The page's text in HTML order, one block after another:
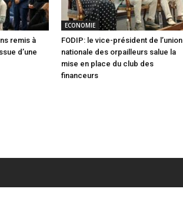
remis à
d’une
ECONOMIE
FODIP: le vice-président de l’union
nationale des orpailleurs salue la
mise en place du club des
financeurs